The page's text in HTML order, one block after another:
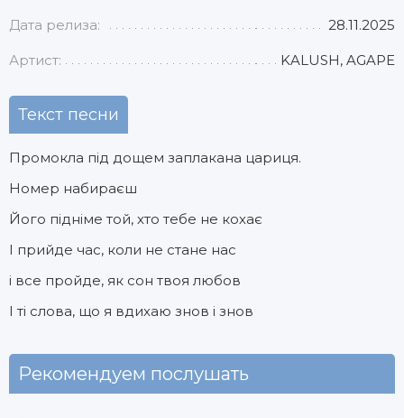
Дата релиза: 28.11.2025
Артист: KALUSH, AGAPE
Текст песни
Промокла під дощем заплакана цариця.
Номер набираєш
Його підніме той, хто тебе не кохає
І прийде час, коли не стане нас
і все пройде, як сон твоя любов
І ті слова, що я вдихаю знов і знов
Рекомендуем послушать